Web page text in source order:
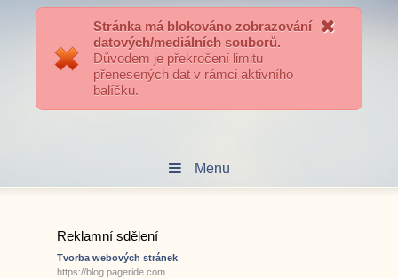
Stránka má blokováno zobrazování
datových/mediálních souborů.
Důvodem je překročení limitu
přenesených dat v rámci aktivního
balíčku.
Přihlášení uživatele
Hokejové Kralupy
Menu
Reklamní sdělení
Tvorba webových stránek
https://blog.pageride.com